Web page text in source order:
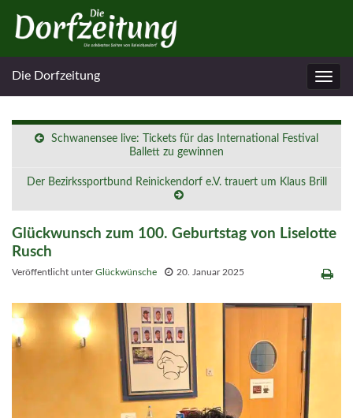
Die Dorfzeitung
Schwanensee live: Tickets für das International Festival
Ballett zu gewinnen
Der Bezirkssportbund Reinickendorf e.V. trauert um Klaus Brill
Glückwunsch zum 100. Geburtstag von Liselotte
Rusch
Veröffentlicht unterGlückwünsche 20. Januar 2025